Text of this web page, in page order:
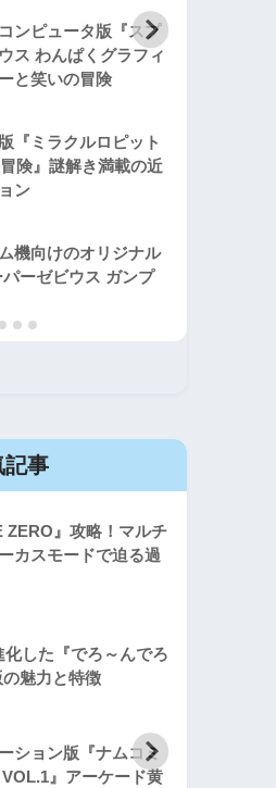
ンピュータ版『スプ
ス わんぱくグラフィ
と笑いの冒険
『ミラクルロピット
険』謎解き満載の近
ン
機向けのオリジナル
パーゼビウス ガンプ
事
ZERO』攻略！マルチ
カスモードで迫る過
した『でろ～んでろ
魅力と特徴
ション版『ナムコミ
』アーケード黄